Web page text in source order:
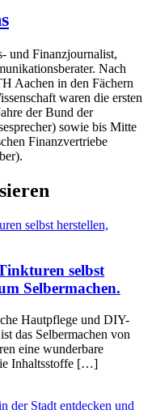
und Finanzjournalist,
Nach
Aachen in den Fächern
waren die ersten
der Bund der
sowie bis Mitte
Finanzvertriebe
selbst
Selbermachen.
Hautpflege und DIY-
das Selbermachen von
eine wunderbare
Inhaltsstoffe […]